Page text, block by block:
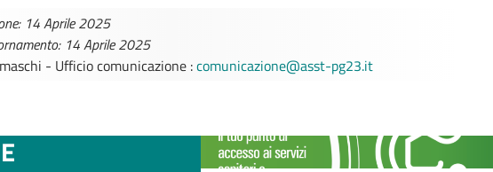
14 Aprile 2025
14 Aprile 2025
- Ufficio comunicazione :comunicazione@asst-pg23.it